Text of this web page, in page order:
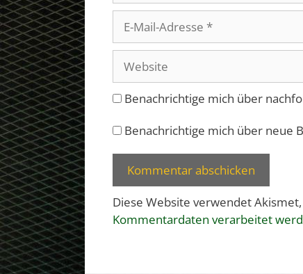
Mail-
Adresse
Website
Benachrichtige mich über
Benachrichtige mich über neue
Diese Website verwendet
Kommentardaten verarbeitet